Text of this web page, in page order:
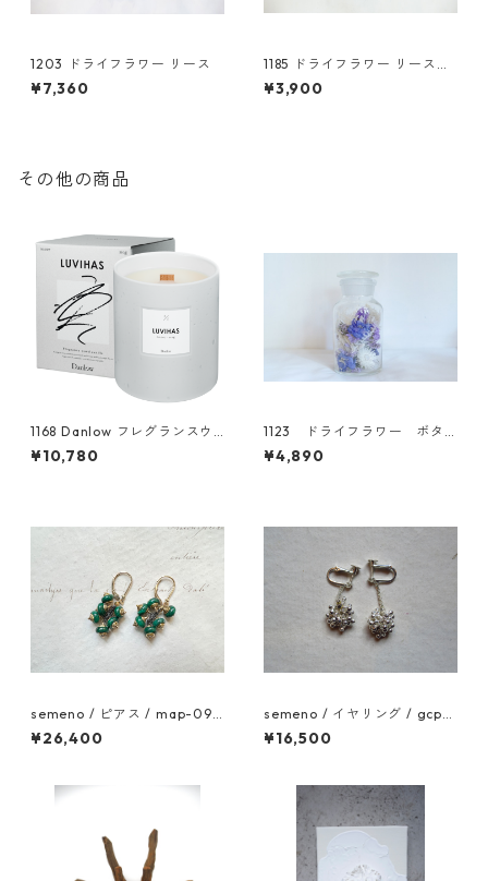
1203 ドライフラワー リース
¥7,360
1185 ドライフラワー リース
スモークツリー
¥3,900
その他の商品
1168 Danlow フレグランスウ
ッドキャンドル -LUVIHAS(ル
ヴィハス)-
¥10,780
1123 ドライフラワー ボタ
ニカルグラス(L)
¥4,890
semeno / ピアス / map-09 /
22aw
¥26,400
semeno / イヤリング / gcp-
02 / 25ss
¥16,500